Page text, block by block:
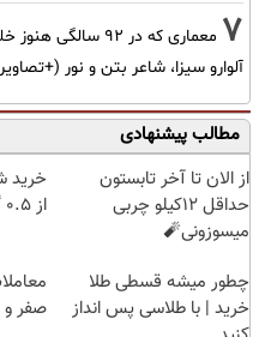
7
معماری که در 92
آلوارو سیزا، شاعر بتن و نور
مطالب پیشنهادی
از الان تا آخر تابستون
حداقل 12کیلو چربی
میسوزونی🧨
خرید
از ۰.۵ گرم تا ۱۰ گرم
چطور میشه قسطی طلا
خرید | با طلاسی پس انداز
صفر و تا ۵۰۰ دلار